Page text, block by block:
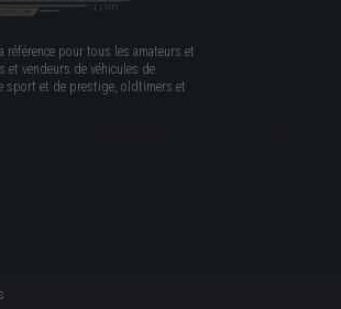
référence pour tous les amateurs et
et vendeurs de véhicules de
sport et de prestige, oldtimers et